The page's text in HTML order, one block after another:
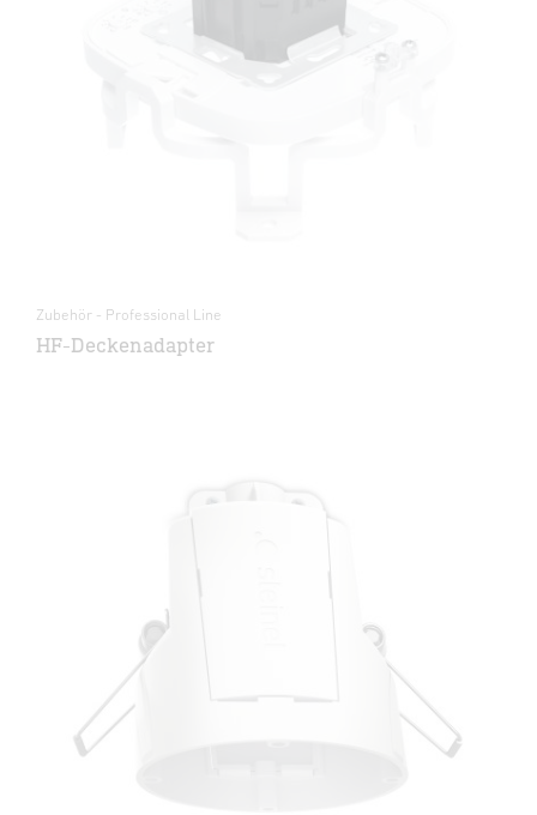
Zubehör - Professional Line
HF-Deckenadapter